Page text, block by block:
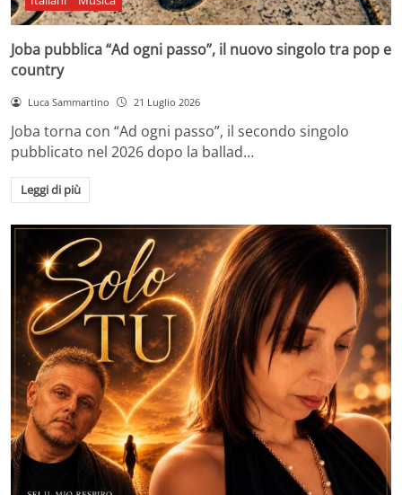
Joba pubblica “Ad ogni passo”, il nuovo singolo tra pop e
country
Luca Sammartino 21 Luglio 2026
Joba torna con “Ad ogni passo”, il secondo singolo
pubblicato nel 2026 dopo la ballad…
Leggi di più